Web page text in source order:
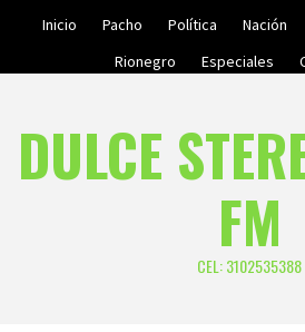
Inicio Pacho Política Nación
Rionegro
Especiales
DULCE
FM
CEL: 3102535388